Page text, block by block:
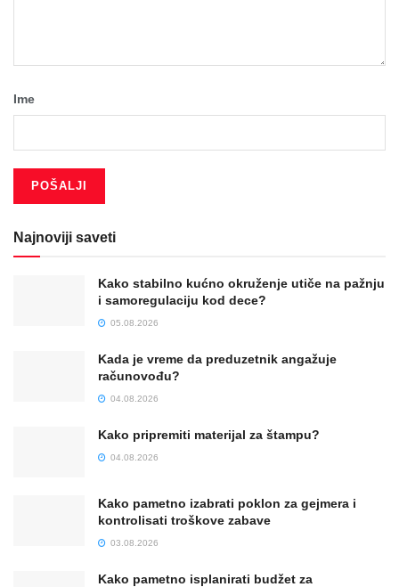
Ime
Najnoviji saveti
Kako stabilno kućno okruženje utiče na pažnju
i samoregulaciju kod dece?
05.08.2026
Kada je vreme da preduzetnik angažuje
računovođu?
04.08.2026
Kako pripremiti materijal za štampu?
04.08.2026
Kako pametno izabrati poklon za gejmera i
kontrolisati troškove zabave
03.08.2026
Kako pametno isplanirati budžet za